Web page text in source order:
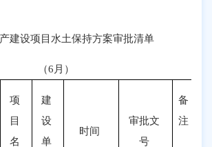
建设项目水土保持方案审批清单
（6 月）
项
目
名
建
设
单
时间
审批文
号
备
注